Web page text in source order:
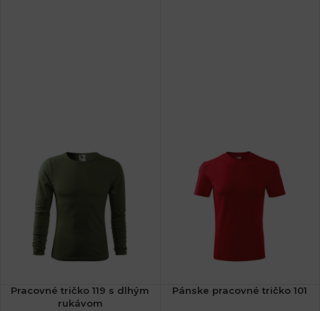
Pracovné tričko 119 s dlhým
rukávom
Pánske pracovné tričko 101